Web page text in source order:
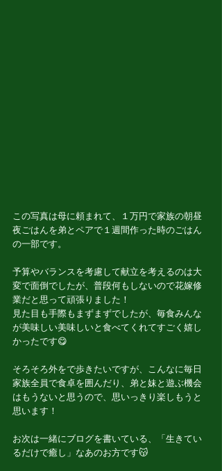
この写真は母に頼まれて、１万円で家族の朝昼
夜ごはんを弟とペアで１週間作った時のごはん
の一部です。
予算やバランスを考慮して献立を考えるのは大
変で面倒でしたが、普段何もしないので花嫁修
業だと思って頑張りました！
見た目も手際もまずまずでしたが、毎食みんな
が美味しい美味しいと食べてくれてすごく嬉し
かったです😋
そろそろ外をで歩きたいですが、こんなに毎日
家族全員で食卓を囲んだり、弟と妹と遊ぶ機会
はもうないと思うので、思いっきり楽しもうと
思います！
お次は一緒にブログを書いている、「生きてい
るだけで癒し」なあのお方です😽